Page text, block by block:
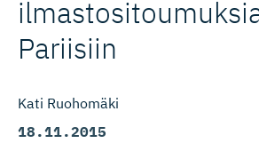
Pariisiin
Kati Ruohomäki
18.11.2015